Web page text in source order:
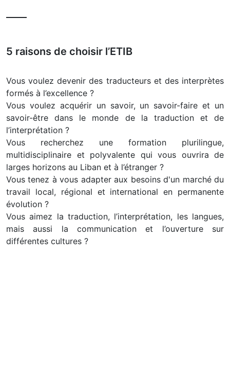
5 raisons de choisir l’ETIB
Vous voulez devenir des traducteurs et des interprètes
formés à l’excellence ?
Vous voulez acquérir un savoir, un savoir-faire et un
savoir-être dans le monde de la traduction et de
l’interprétation ?
Vous recherchez une formation plurilingue,
multidisciplinaire et polyvalente qui vous ouvrira de
larges horizons au Liban et à l’étranger ?
Vous tenez à vous adapter aux besoins d'un marché du
travail local, régional et international en permanente
évolution ?
Vous aimez la traduction, l’interprétation, les langues,
mais aussi la communication et l’ouverture sur
différentes cultures ?